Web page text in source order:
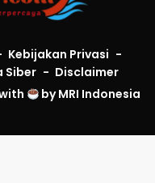
Kebijakan Privasi
Siber
Disclaimer
byMRI Indonesia